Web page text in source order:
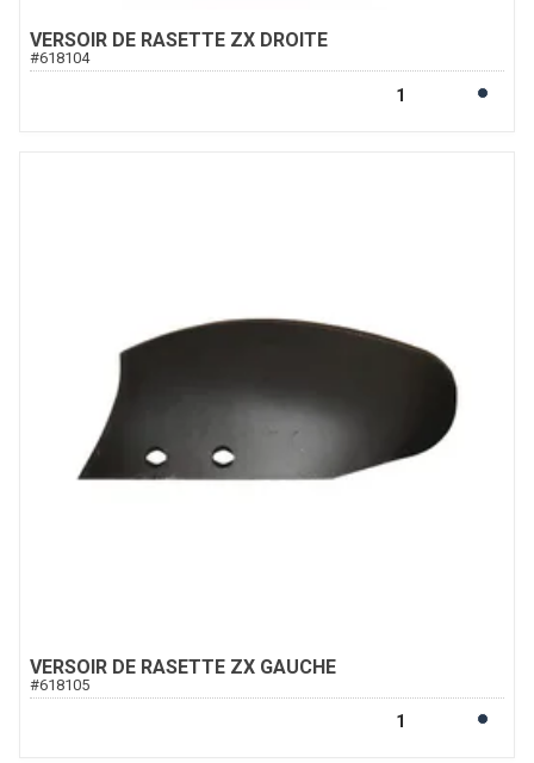
VERSOIR DE RASETTE ZX DROITE
#618104
VERSOIR DE RASETTE ZX GAUCHE
#618105